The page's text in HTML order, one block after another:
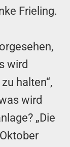
Frieling.
wird
halten“,
wird
„Die